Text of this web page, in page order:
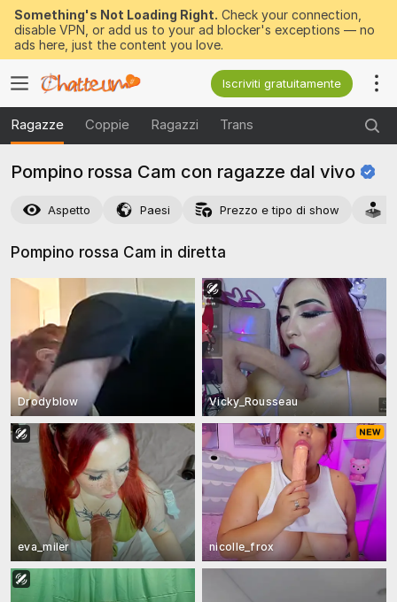
Something's Not Loading Right. Check your connection,
disable VPN, or add us to your ad blocker's exceptions — no
ads here, just the content you love.
Iscriviti gratuitamente
Ragazze Coppie Ragazzi Trans
Pompino rossa Cam con ragazze dal vivo
Aspetto Paesi Prezzo e tipo di show
Pompino rossa Cam in diretta
Drodyblow Vicky_Rousseau
eva_miler nicolle_frox